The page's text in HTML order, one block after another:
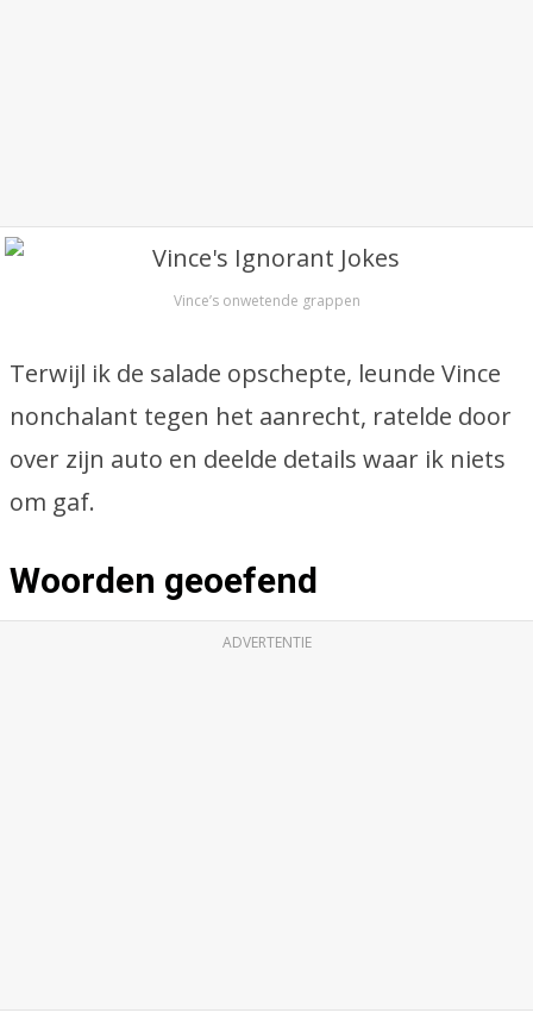
Vince’s onwetende grappen
Terwijl ik de salade opschepte, leunde Vince
nonchalant tegen het aanrecht, ratelde door
over zijn auto en deelde details waar ik niets
om gaf.
Woorden geoefend
ADVERTENTIE